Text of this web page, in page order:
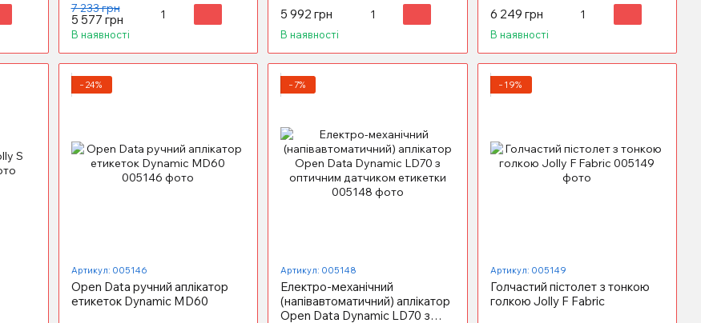
7 233 грн
5 577 грн
В наявності
5 992 грн
В наявності
6 249 грн
В наявності
−24%
Артикул: 005146
Open Data ручний аплікатор
етикеток Dynamic MD60
−7%
Артикул: 005148
Електро-механічний
(напівавтоматичний) аплікатор
Open Data Dynamic LD70 з
−19%
Артикул: 005149
Голчастий пістолет з тонкою
голкою Jolly F Fabric